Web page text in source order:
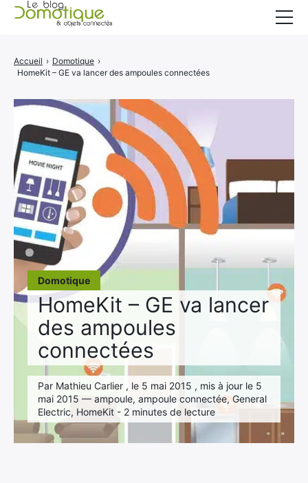
Domotique
HomeKit – GE va lancer
des ampoules
connectées
Par Mathieu Carlier , le 5 mai 2015 , mis à jour le 5
mai 2015 — ampoule, ampoule connectée, General
Electric, HomeKit - 2 minutes de lecture
Accueil › Domotique ›
HomeKit – GE va lancer des ampoules connectées
Catégories
A propos
CONTACT